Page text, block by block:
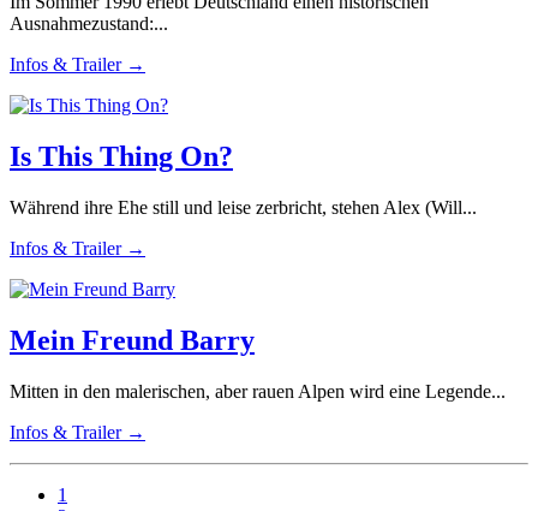
Ausnahmezustand:...
Infos & Trailer →
Is This Thing On?
Während ihre Ehe still und leise zerbricht, stehen Alex (Will...
Infos & Trailer →
Mein Freund Barry
Mitten in den malerischen, aber rauen Alpen wird eine Legende...
Infos & Trailer →
1